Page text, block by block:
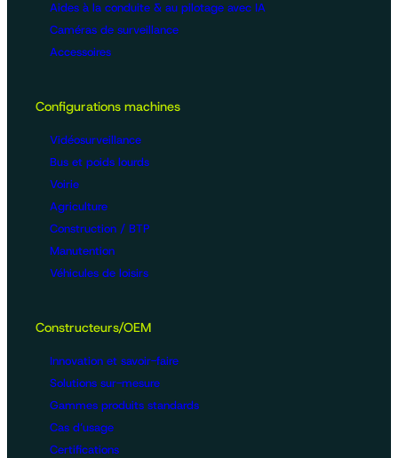
Aides à la conduite & au pilotage avec IA
Caméras de surveillance
Accessoires
Configurations machines
Vidéosurveillance
Bus et poids lourds
Voirie
Agriculture
Construction / BTP
Manutention
Véhicules de loisirs
Constructeurs/OEM
Innovation et savoir-faire
Solutions sur-mesure
Gammes produits standards
Cas d’usage
Certifications